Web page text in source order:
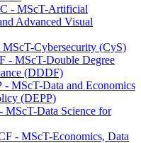
- MScT-Artificial
Advanced Visual
Cybersecurity (CyS)
- MScT-Double Degree
(DDDF)
- MScT-Data and Economics
(DEPP)
MScT-Data Science for
- MScT-Economics, Data